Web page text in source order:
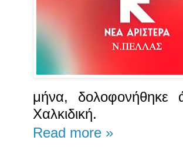
μήνα, δολοφονήθηκε
Χαλκιδική.
Read more »